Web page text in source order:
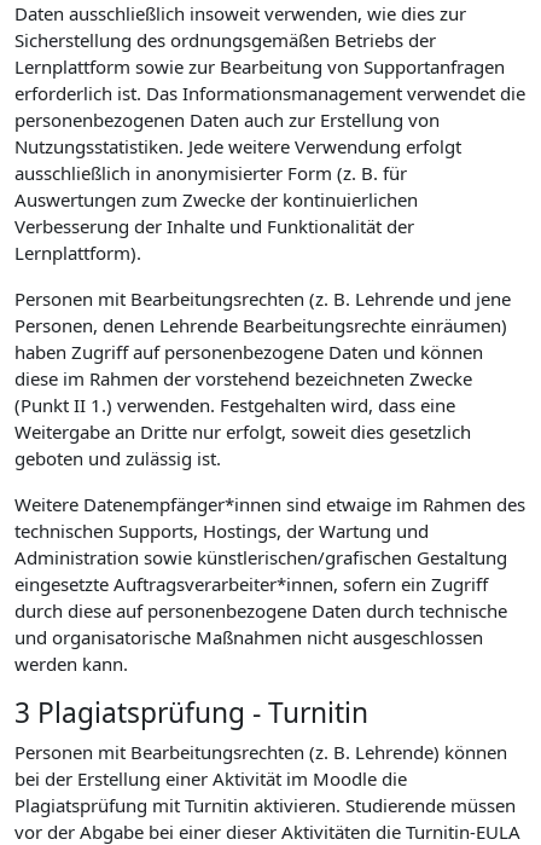
Daten ausschließlich insoweit verwenden, wie dies zur
Sicherstellung des ordnungsgemäßen Betriebs der
Lernplattform sowie zur Bearbeitung von Supportanfragen
erforderlich ist. Das Informationsmanagement verwendet die
personenbezogenen Daten auch zur Erstellung von
Nutzungsstatistiken. Jede weitere Verwendung erfolgt
ausschließlich in anonymisierter Form (z. B. für
Auswertungen zum Zwecke der kontinuierlichen
Verbesserung der Inhalte und Funktionalität der
Lernplattform).
Personen mit Bearbeitungsrechten (z. B. Lehrende und jene
Personen, denen Lehrende Bearbeitungsrechte einräumen)
haben Zugriff auf personenbezogene Daten und können
diese im Rahmen der vorstehend bezeichneten Zwecke
(Punkt II 1.) verwenden. Festgehalten wird, dass eine
Weitergabe an Dritte nur erfolgt, soweit dies gesetzlich
geboten und zulässig ist.
Weitere Datenempfänger*innen sind etwaige im Rahmen des
technischen Supports, Hostings, der Wartung und
Administration sowie künstlerischen/grafischen Gestaltung
eingesetzte Auftragsverarbeiter*innen, sofern ein Zugriff
durch diese auf personenbezogene Daten durch technische
und organisatorische Maßnahmen nicht ausgeschlossen
werden kann.
3 Plagiatsprüfung - Turnitin
Personen mit Bearbeitungsrechten (z. B. Lehrende) können
bei der Erstellung einer Aktivität im Moodle die
Plagiatsprüfung mit Turnitin aktivieren. Studierende müssen
vor der Abgabe bei einer dieser Aktivitäten die Turnitin-EULA